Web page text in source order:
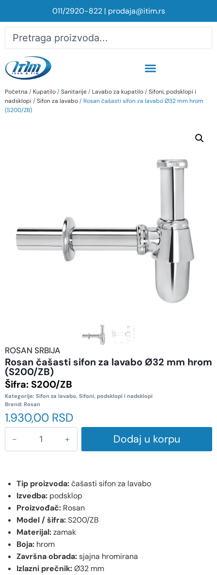
011/2920-822| prodaja@itim.rs
Početna / Kupatilo/Sanitarije/ Lavabo za kupatilo/Sifoni, podsklopi i
nadsklopi /Sifon za lavabo/ Rosan čašasti sifon za lavabo Ø32 mm hrom
(S200/ZB)
ROSAN SRBIJA
Rosan čašasti sifon za lavabo Ø32 mm hrom
(S200/ZB)
Šifra: S200/ZB
Kategorije: Sifon za lavabo, Sifoni, podsklopi i nadsklopi
Brend: Rosan
1.930,00 RSD
Dodaj u korpu
Tip proizvoda:čašasti sifon za lavabo
Izvedba: podsklop
Proizvođač: Rosan
Model / šifra:S200/ZB
Materijal:zamak
Boja: hrom
Završna obrada:sjajna hromirana
Izlazni prečnik:Ø32 mm